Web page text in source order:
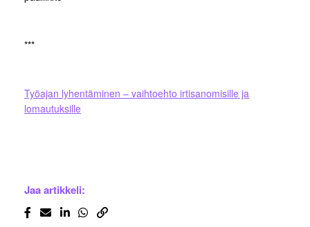
***
Työajan lyhentäminen – vaihtoehto irtisanomisille ja
lomautuksille
Jaa artikkeli: